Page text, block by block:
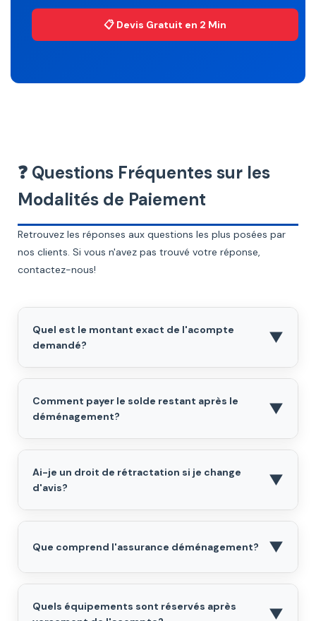
📋 Devis Gratuit en 2 Min
❓ Questions Fréquentes sur les
Modalités de Paiement
Retrouvez les réponses aux questions les plus posées par
nos clients. Si vous n'avez pas trouvé votre réponse,
contactez-nous!
Quel est le montant exact de l'acompte
demandé?
▼
Comment payer le solde restant après le
déménagement?
▼
Ai-je un droit de rétractation si je change
d'avis?
▼
Que comprend l'assurance déménagement? ▼
Quels équipements sont réservés après
▼